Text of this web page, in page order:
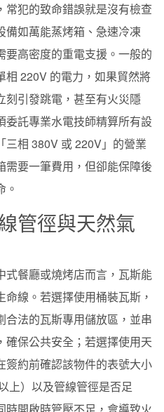
犯的致命錯誤就是沒有檢查
備如萬能蒸烤箱、急速冷凍
要高密度的重電支援。一般的
相 220V 的電力，如果貿然將
刻引發跳電，甚至有火災隱
委託專業水電技師精算所有設
相 380V 或 220V」的營業
需要一筆費用，但卻能保障後
。
管徑與天然氣
式餐廳或燒烤店而言，瓦斯能
線。若選擇使用桶裝瓦斯，
法的瓦斯專用儲放區，並串
保公共安全；若選擇使用天
簽約前確認該物件的表號大小
上）以及管線管徑是否足